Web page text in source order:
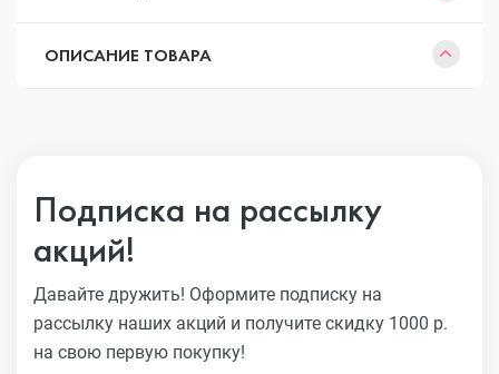
ОПИСАНИЕ ТОВАРА
Подписка на рассылку
акций!
Давайте дружить! Оформите подписку на
рассылку наших акций и получите скидку 1000 р.
на свою первую покупку!